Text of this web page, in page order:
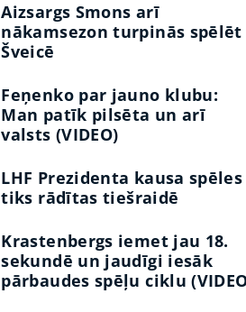
Aizsargs Smons arī
nākamsezon turpinās spēlēt
Šveicē
Feņenko par jauno klubu:
Man patīk pilsēta un arī
valsts (VIDEO)
LHF Prezidenta kausa spēles
tiks rādītas tiešraidē
Krastenbergs iemet jau 18.
sekundē un jaudīgi iesāk
pārbaudes spēļu ciklu